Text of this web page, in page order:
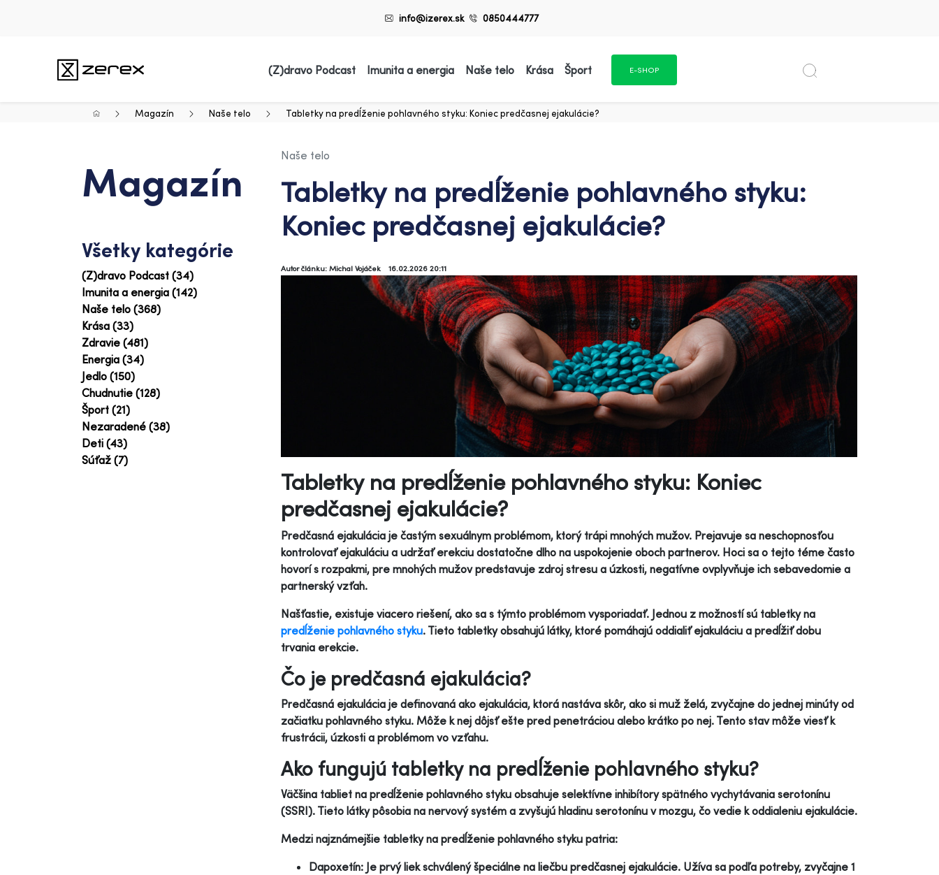
info@izerex.sk 0850444777
(Z)dravo Podcast Imunita a energia Naše telo Krása Šport E-SHOP
Magazín Naše telo Tabletky na predĺženie pohlavného styku: Koniec predčasnej ejakulácie?
Magazín
Všetky kategórie
(Z)dravo Podcast (34)
Imunita a energia (142)
Naše telo (368)
Krása (33)
Zdravie (481)
Energia (34)
Jedlo (150)
Chudnutie (128)
Šport (21)
Nezaradené (38)
Deti (43)
Súťaž (7)
Naše telo
Tabletky na predĺženie pohlavného styku:
Koniec predčasnej ejakulácie?
Autor článku: Michal Vojáček 16.02.2026 20:11
Tabletky na predĺženie pohlavného styku: Koniec
predčasnej ejakulácie?
Predčasná ejakulácia je častým sexuálnym problémom, ktorý trápi mnohých mužov. Prejavuje sa neschopnosťou
kontrolovať ejakuláciu a udržať erekciu dostatočne dlho na uspokojenie oboch partnerov. Hoci sa o tejto téme často
hovorí s rozpakmi, pre mnohých mužov predstavuje zdroj stresu a úzkosti, negatívne ovplyvňuje ich sebavedomie a
partnerský vzťah.
Našťastie, existuje viacero riešení, ako sa s týmto problémom vysporiadať. Jednou z možností sú tabletky na
predĺženie pohlavného styku. Tieto tabletky obsahujú látky, ktoré pomáhajú oddialiť ejakuláciu a predĺžiť dobu
trvania erekcie.
Čo je predčasná ejakulácia?
Predčasná ejakulácia je definovaná ako ejakulácia, ktorá nastáva skôr, ako si muž želá, zvyčajne do jednej minúty od
začiatku pohlavného styku. Môže k nej dôjsť ešte pred penetráciou alebo krátko po nej. Tento stav môže viesť k
frustrácii, úzkosti a problémom vo vzťahu.
Ako fungujú tabletky na predĺženie pohlavného styku?
Väčšina tabliet na predĺženie pohlavného styku obsahuje selektívne inhibítory spätného vychytávania serotonínu
(SSRI). Tieto látky pôsobia na nervový systém a zvyšujú hladinu serotonínu v mozgu, čo vedie k oddialeniu ejakulácie.
Medzi najznámejšie tabletky na predĺženie pohlavného styku patria:
Dapoxetín: Je prvý liek schválený špeciálne na liečbu predčasnej ejakulácie. Užíva sa podľa potreby, zvyčajne 1